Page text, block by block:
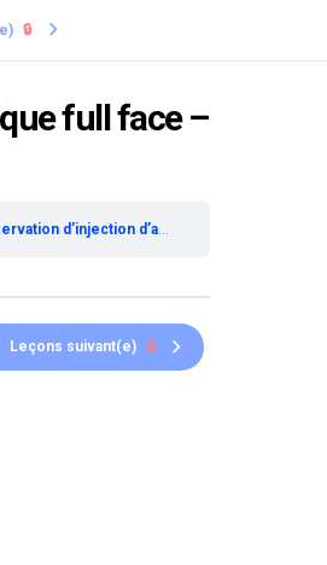
🔒
full face –
d’acide hyaluronique full face – Accès découverte
Leçons suivant(e) 🔒